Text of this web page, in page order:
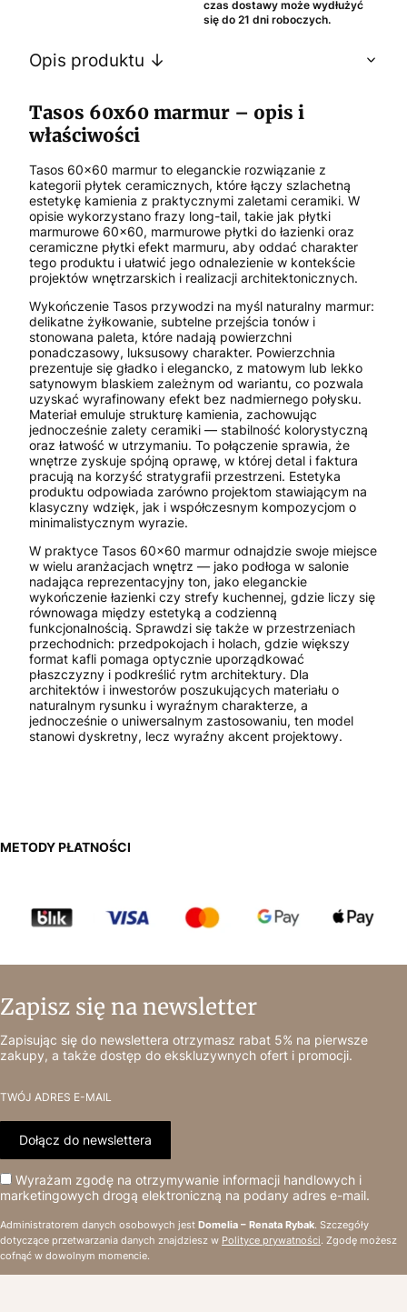
czas dostawy może wydłużyć
się do 21 dni roboczych.
Opis produktu ↓
Tasos 60x60 marmur – opis i
właściwości
Tasos 60x60 marmur to eleganckie rozwiązanie z
kategorii płytek ceramicznych, które łączy szlachetną
estetykę kamienia z praktycznymi zaletami ceramiki. W
opisie wykorzystano frazy long-tail, takie jak płytki
marmurowe 60x60, marmurowe płytki do łazienki oraz
ceramiczne płytki efekt marmuru, aby oddać charakter
tego produktu i ułatwić jego odnalezienie w kontekście
projektów wnętrzarskich i realizacji architektonicznych.
Wykończenie Tasos przywodzi na myśl naturalny marmur:
delikatne żyłkowanie, subtelne przejścia tonów i
stonowana paleta, które nadają powierzchni
ponadczasowy, luksusowy charakter. Powierzchnia
prezentuje się gładko i elegancko, z matowym lub lekko
satynowym blaskiem zależnym od wariantu, co pozwala
uzyskać wyrafinowany efekt bez nadmiernego połysku.
Materiał emuluje strukturę kamienia, zachowując
jednocześnie zalety ceramiki — stabilność kolorystyczną
oraz łatwość w utrzymaniu. To połączenie sprawia, że
wnętrze zyskuje spójną oprawę, w której detal i faktura
pracują na korzyść stratygrafii przestrzeni. Estetyka
produktu odpowiada zarówno projektom stawiającym na
klasyczny wdzięk, jak i współczesnym kompozycjom o
minimalistycznym wyrazie.
W praktyce Tasos 60x60 marmur odnajdzie swoje miejsce
w wielu aranżacjach wnętrz — jako podłoga w salonie
nadająca reprezentacyjny ton, jako eleganckie
wykończenie łazienki czy strefy kuchennej, gdzie liczy się
równowaga między estetyką a codzienną
funkcjonalnością. Sprawdzi się także w przestrzeniach
przechodnich: przedpokojach i holach, gdzie większy
format kafli pomaga optycznie uporządkować
płaszczyzny i podkreślić rytm architektury. Dla
architektów i inwestorów poszukujących materiału o
naturalnym rysunku i wyraźnym charakterze, a
jednocześnie o uniwersalnym zastosowaniu, ten model
stanowi dyskretny, lecz wyraźny akcent projektowy.
METODY PŁATNOŚCI
Zapisz się na newsletter
Zapisując się do newslettera otrzymasz rabat 5% na pierwsze
zakupy, a także dostęp do ekskluzywnych ofert i promocji.
TWÓJ ADRES E-MAIL
Dołącz do newslettera
Wyrażam zgodę na otrzymywanie informacji handlowych i
marketingowych drogą elektroniczną na podany adres e-mail.
Administratorem danych osobowych jest Domelia – Renata Rybak. Szczegóły
dotyczące przetwarzania danych znajdziesz w Polityce prywatności. Zgodę możesz
cofnąć w dowolnym momencie.